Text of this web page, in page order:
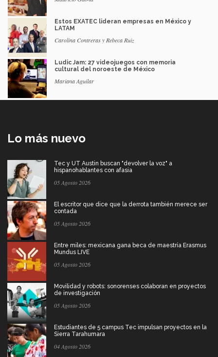
Estos EXATEC lideran empresas en México y
LATAM
Carolina Contreras y Rebeca Ruiz
Ludic Jam: 27 videojuegos con memoria
cultural del noroeste de México
Mariana Aguilar
Lo más nuevo
Tec y UT Austin buscan "devolver la voz" a
hispanohablantes con afasia
05 Agosto 2026
El escritor que dice que la derrota también merece ser
contada
05 Agosto 2026
Entre miles: mexicana gana beca de maestría Erasmus
Mundus LIVE
05 Agosto 2026
Movilidad y robots: sonorenses colaboran en proyectos
de investigación
05 Agosto 2026
Estudiantes de 5 campus Tec impulsan proyectos en la
Sierra Tarahumara
04 Agosto 2026